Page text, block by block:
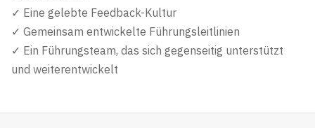
✓ Eine gelebte Feedback-Kultur
✓ Gemeinsam entwickelte Führungsleitlinien
✓ Ein Führungsteam, das sich gegenseitig unterstützt
und weiterentwickelt